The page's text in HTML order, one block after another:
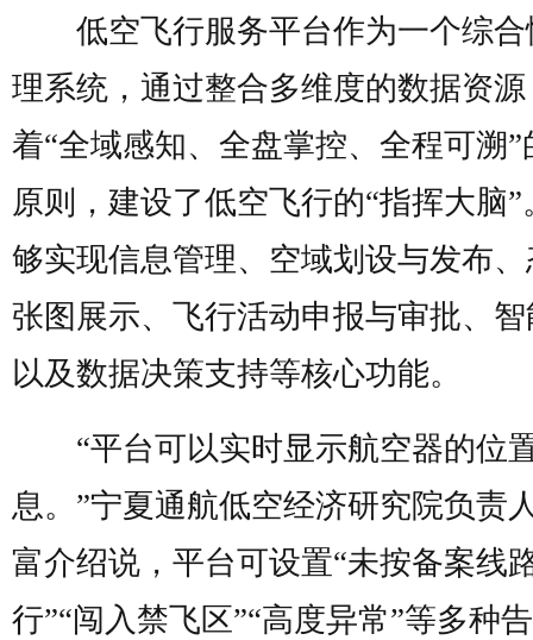
低空飞行服务平台作为一个综合
理系统，通过整合多维度的数据资
着“全域感知、全盘掌控、全程可溯”
原则，建设了低空飞行的“指挥大脑”
够实现信息管理、空域划设与发布
张图展示、飞行活动申报与审批、
以及数据决策支持等核心功能。
“平台可以实时显示航空器的位
息。”宁夏通航低空经济研究院负责
富介绍说，平台可设置“未按备案线
行”“闯入禁飞区”“高度异常”等多种